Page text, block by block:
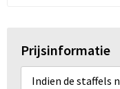
Prijsinformatie
Indien de staffels